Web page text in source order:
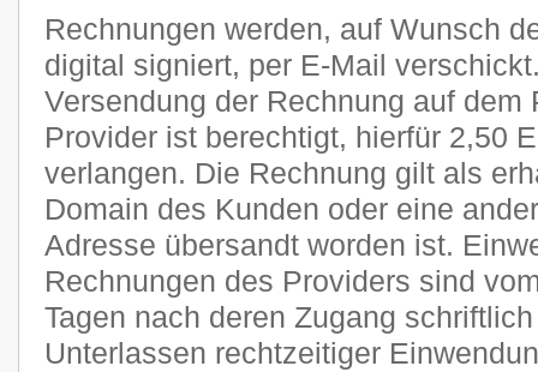
Rechnungen werden, auf Wunsch
digital signiert, per E-Mail
Versendung der Rechnung auf dem
Provider ist berechtigt, hierfür 2,50
verlangen. Die Rechnung gilt als
Domain des Kunden oder eine
Adresse übersandt worden ist.
Rechnungen des Providers sind
Tagen nach deren Zugang
Unterlassen rechtzeitiger